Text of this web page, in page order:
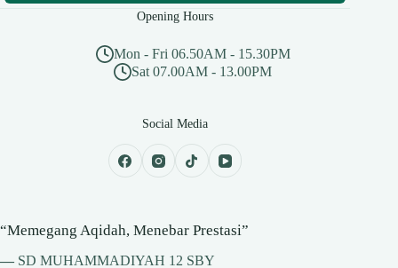
Opening Hours
Mon - Fri 06.50AM - 15.30PM
Sat 07.00AM - 13.00PM
Social Media
“Memegang Aqidah, Menebar Prestasi”
— SD MUHAMMADIYAH 12 SBY